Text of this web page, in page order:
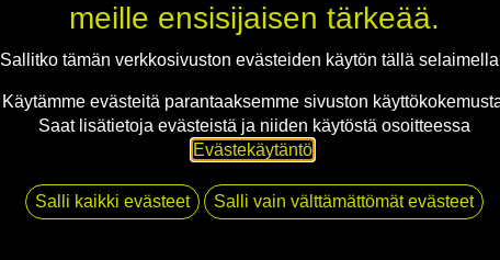
meille ensisijaisen tärkeää.
Sallitko tämän verkkosivuston evästeiden käytön tällä
Käytämme evästeitä parantaaksemme sivuston
Saat lisätietoja evästeistä ja niiden käytöstä osoitteessa
Evästekäytäntö.
Salli kaikki evästeet Salli vain välttämättömät evästeet